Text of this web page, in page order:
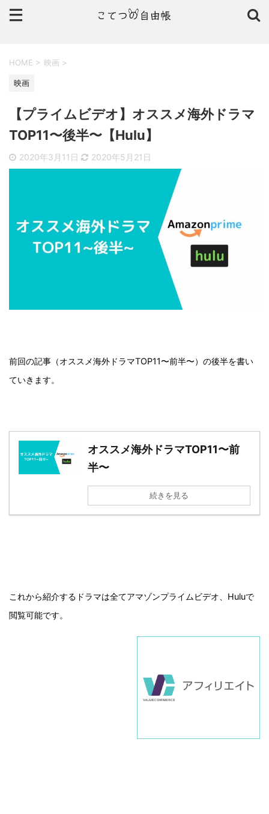
HOME > 映画 >
映画
【プライムビデオ】オススメ海外ドラマ
TOP11〜後半〜【Hulu】
2020年3月11日 2020年5月21日
前回の記事（オススメ海外ドラマTOP11〜前半〜）の後半を書い
ていきます。
オススメ海外ドラマTOP11〜前
半〜
続きを見る
これから紹介するドラマは全てアマゾンプライムビデオ、Huluで
閲覧可能です。